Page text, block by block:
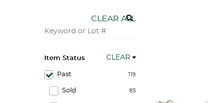
CLEAR ALL
Item Status CLEAR
119
Past
85
Sold